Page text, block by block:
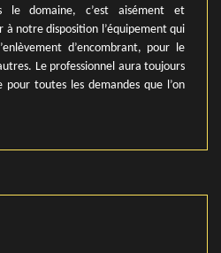
le domaine, c’est aisément et
à notre disposition l’équipement qui
d’encombrant, pour le
Le professionnel aura toujours
toutes les demandes que l’on